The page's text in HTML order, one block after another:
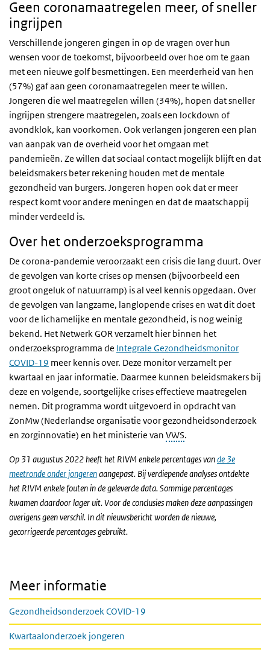
Geen coronamaatregelen meer, of sneller
ingrijpen
Verschillende jongeren gingen in op de vragen over hun
wensen voor de toekomst, bijvoorbeeld over hoe om te gaan
met een nieuwe golf besmettingen. Een meerderheid van hen
(57%) gaf aan geen coronamaatregelen meer te willen.
Jongeren die wel maatregelen willen (34%), hopen dat sneller
ingrijpen strengere maatregelen, zoals een lockdown of
avondklok, kan voorkomen. Ook verlangen jongeren een plan
van aanpak van de overheid voor het omgaan met
pandemieën. Ze willen dat sociaal contact mogelijk blijft en dat
beleidsmakers beter rekening houden met de mentale
gezondheid van burgers. Jongeren hopen ook dat er meer
respect komt voor andere meningen en dat de maatschappij
minder verdeeld is.
Over het onderzoeksprogramma
De corona-pandemie veroorzaakt een crisis die lang duurt. Over
de gevolgen van korte crises op mensen (bijvoorbeeld een
groot ongeluk of natuurramp) is al veel kennis opgedaan. Over
de gevolgen van langzame, langlopende crises en wat dit doet
voor de lichamelijke en mentale gezondheid, is nog weinig
bekend. Het Netwerk GOR verzamelt hier binnen het
onderzoeksprogramma de Integrale Gezondheidsmonitor
COVID-19 meer kennis over. Deze monitor verzamelt per
kwartaal en jaar informatie. Daarmee kunnen beleidsmakers bij
deze en volgende, soortgelijke crises effectieve maatregelen
nemen. Dit programma wordt uitgevoerd in opdracht van
ZonMw (Nederlandse organisatie voor gezondheidsonderzoek
en zorginnovatie) en het ministerie van VWS.
Op 31 augustus 2022 heeft het RIVM enkele percentages vande 3e
meetronde onder jongerenaangepast. Bij verdiepende analyses ontdekte
het RIVM enkele fouten in de geleverde data. Sommige percentages
kwamen daardoor lager uit. Voor de conclusies maken deze aanpassingen
overigens geen verschil. In dit nieuwsbericht worden de nieuwe,
gecorrigeerde percentages gebruikt.
Meer informatie
Gezondheidsonderzoek COVID-19
Kwartaalonderzoek jongeren